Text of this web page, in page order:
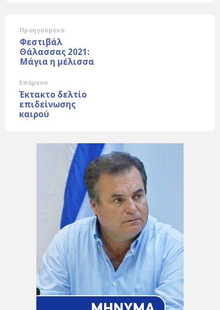
Προηγούμενο
Φεστιβάλ
Θάλασσας 2021:
Μάγια η μέλισσα
Επόμενο
Έκτακτο δελτίο
επιδείνωσης
καιρού